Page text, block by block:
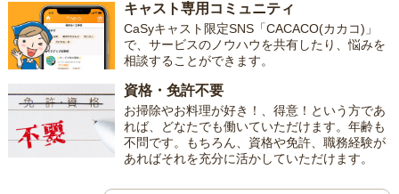
キャスト専用コミュニティ
CaSyキャスト限定SNS「CACACO(カカコ)」
で、サービスのノウハウを共有したり、悩みを
相談することができます。
資格・免許不要
お掃除やお料理が好き！、得意！という方であ
れば、どなたでも働いていただけます。年齢も
不問です。もちろん、資格や免許、職務経験が
あればそれを充分に活かしていただけます。